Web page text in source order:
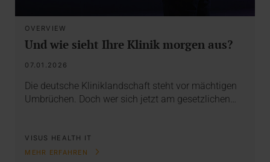
OVERVIEW
Und wie sieht Ihre Klinik morgen aus?
07.01.2026
Die deutsche Kliniklandschaft steht vor mächtigen
Umbrüchen. Doch wer sich jetzt am gesetzlichen…
VISUS HEALTH IT
MEHR ERFAHREN